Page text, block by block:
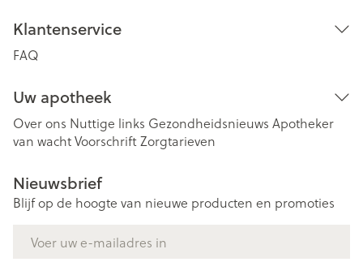
Klantenservice
FAQ
Uw apotheek
Over ons Nuttige links Gezondheidsnieuws Apotheker
van wachtVoorschriftZorgtarieven
Nieuwsbrief
Blijf op de hoogte van nieuwe producten en promoties